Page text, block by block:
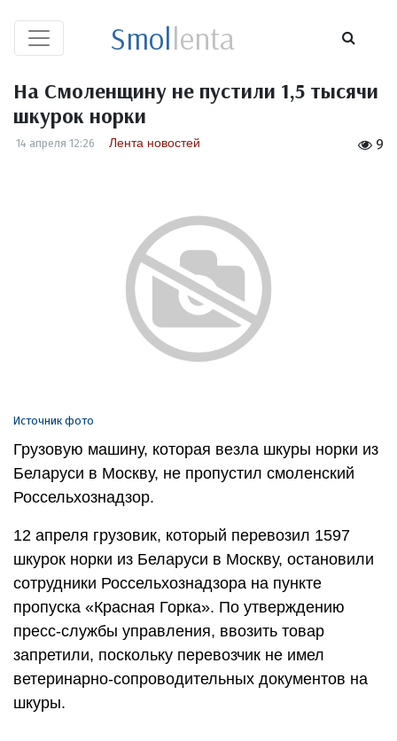
Smollenta
На Смоленщину не пустили 1,5 тысячи
шкурок норки
9
14 апреля 12:26 Лента новостей
Источник фото
Грузовую машину, которая везла шкуры норки из
Беларуси в Москву, не пропустил смоленский
Россельхознадзор.
12 апреля грузовик, который перевозил 1597
шкурок норки из Беларуси в Москву, остановили
сотрудники Россельхознадзора на пункте
пропуска «Красная Горка». По утверждению
пресс-службы управления, ввозить товар
запретили, поскольку перевозчик не имел
ветеринарно-сопроводительных документов на
шкуры.